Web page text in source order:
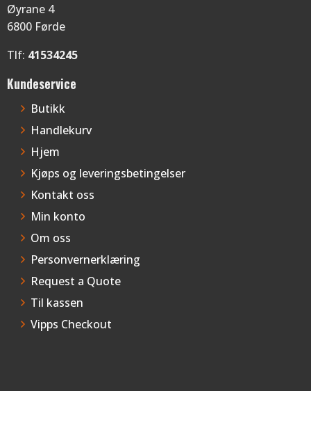
Øyrane 4
6800 Førde
Tlf: 41534245
Kundeservice
Butikk
Handlekurv
Hjem
Kjøps og leveringsbetingelser
Kontakt oss
Min konto
Om oss
Personvernerklæring
Request a Quote
Til kassen
Vipps Checkout